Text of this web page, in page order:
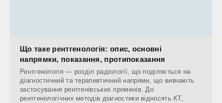
Що таке рентгенологія: опис, основні
напрямки, показання, протипоказання
Рентгенологія — розділ радіології, що поділяється на
діагностичний та терапевтичний напрями, що вивчають
застосування рентгенівських променів. До
рентгенологічних методів діагностики відносять КТ,